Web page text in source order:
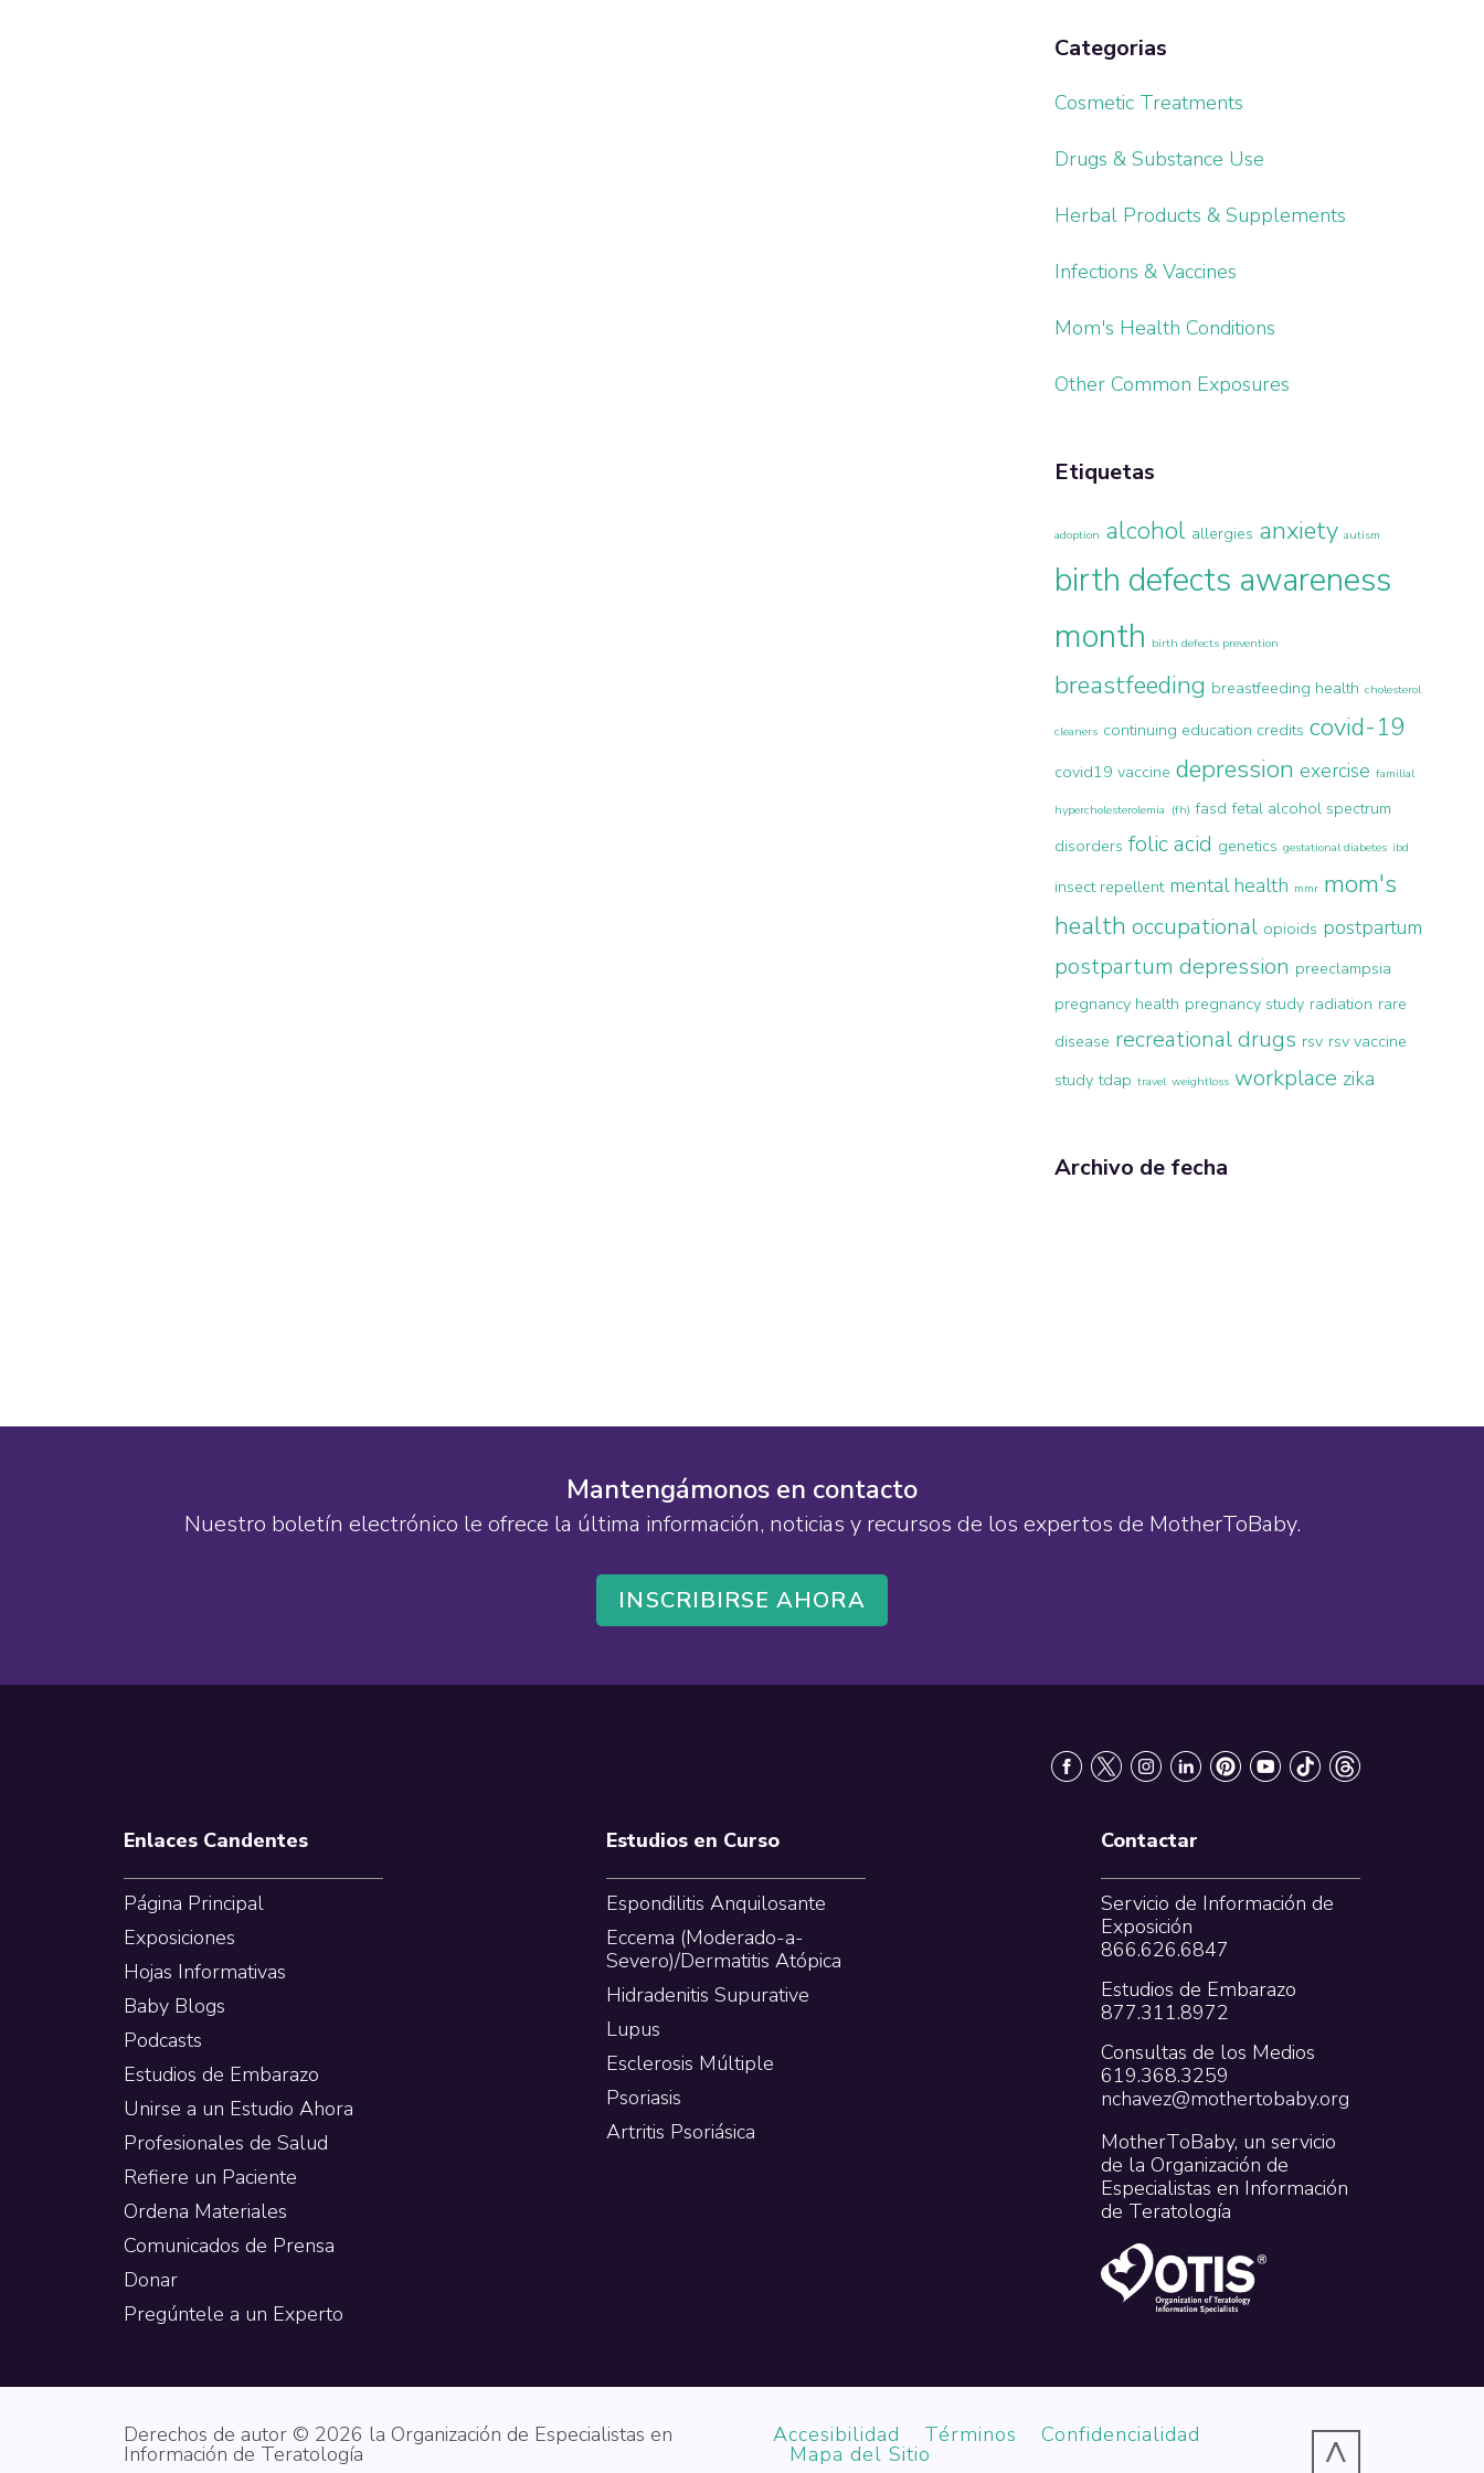
Categorias
Cosmetic Treatments
Drugs & Substance Use
Herbal Products & Supplements
Infections & Vaccines
Mom's Health Conditions
Other Common Exposures
Etiquetas
adoption alcohol allergies anxiety autism
birth defects awareness
month birth defects prevention
breastfeeding breastfeeding health cholesterol
cleaners continuing education credits covid-19
covid19 vaccine depression exercise familial
hypercholesterolemia (fh) fasd fetal alcohol spectrum
disorders folic acid genetics gestational diabetes ibd
insect repellent mental health mmr mom's
health occupational opioids postpartum
postpartum depression preeclampsia
pregnancy health pregnancy study radiation rare
disease recreational drugs rsv rsv vaccine
study tdap travel weightloss workplace zika
Archivo de fecha
Mantengámonos en contacto
Nuestro boletín electrónico le ofrece la última información, noticias y recursos de los expertos de MotherToBaby.
INSCRIBIRSE AHORA
Enlaces Candentes
Página Principal
Exposiciones
Hojas Informativas
Baby Blogs
Podcasts
Estudios de Embarazo
Unirse a un Estudio Ahora
Profesionales de Salud
Refiere un Paciente
Ordena Materiales
Comunicados de Prensa
Donar
Pregúntele a un Experto
Estudios en Curso
Espondilitis Anquilosante
Eccema (Moderado-a-
Severo)/Dermatitis Atópica
Hidradenitis Supurative
Lupus
Esclerosis Múltiple
Psoriasis
Artritis Psoriásica
Contactar
Servicio de Información de
Exposición
866.626.6847
Estudios de Embarazo
877.311.8972
Consultas de los Medios
619.368.3259
nchavez@mothertobaby.org
MotherToBaby, un servicio
de la Organización de
Especialistas en Información
de Teratología
Derechos de autor © 2026 la Organización de Especialistas en
Información de Teratología
Accesibilidad Términos Confidencialidad
Mapa del Sitio ^